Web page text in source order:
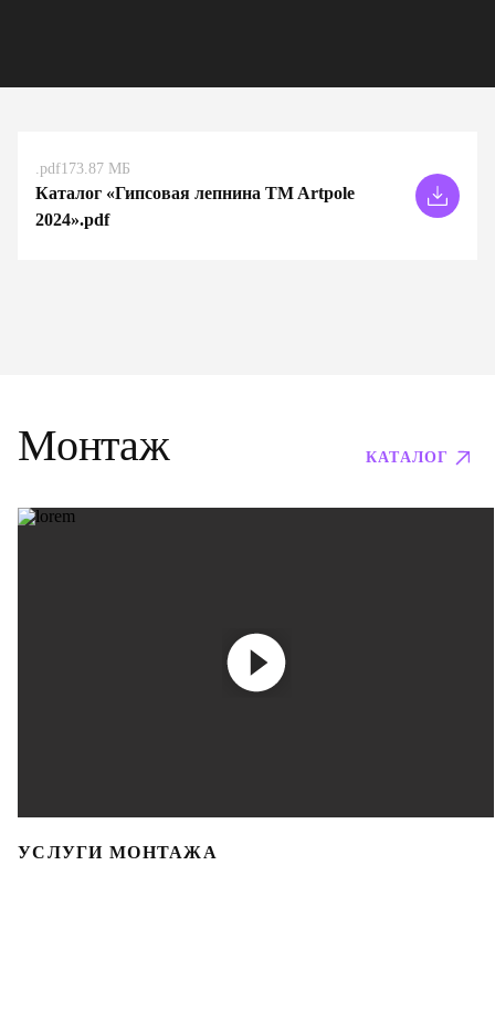
.pdf173.87 МБ
Каталог «Гипсовая лепнина TM Artpole
2024».pdf
Монтаж КАТАЛОГ
УСЛУГИ МОНТАЖА